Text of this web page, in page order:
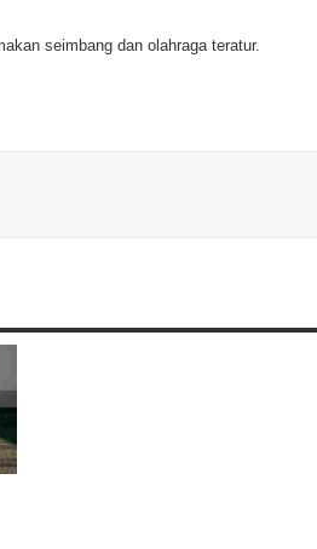
seimbang dan olahraga teratur.